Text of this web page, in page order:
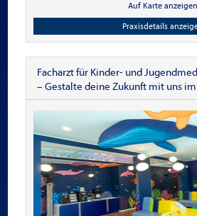
Auf Karte anzeigen
Praxisdetails
Facharzt für Kinder- und
– Gestalte deine Zukunft mit uns